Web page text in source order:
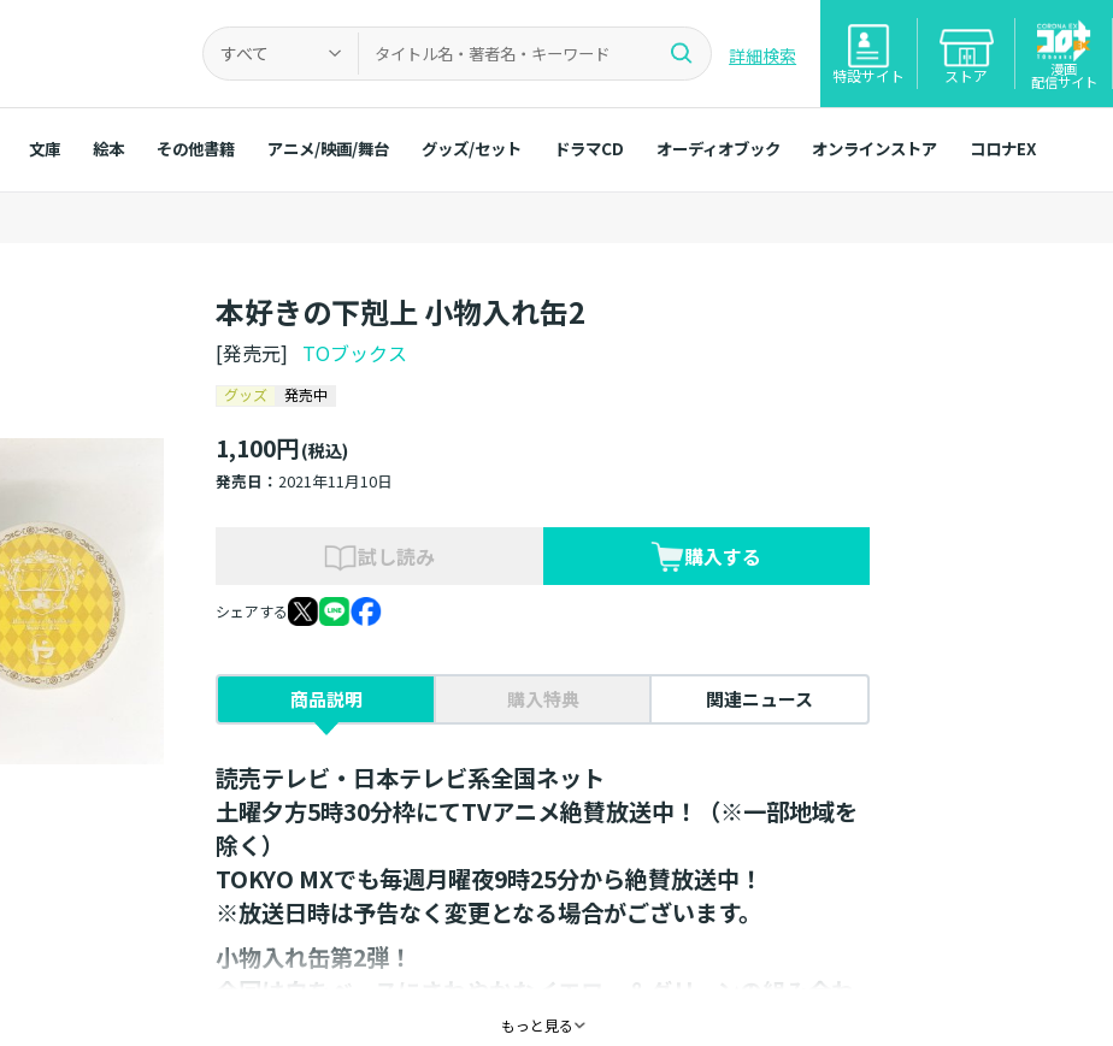
すべて 詳細検索
特設サイト ストア 漫画
配信サイト
文庫 絵本 その他書籍 アニメ/映画/舞台 グッズ/セット ドラマCD オーディオブック オンラインストア コロナEX
本好きの下剋上 小物入れ缶2
[発売元] TOブックス
グッズ 発売中
1,100円(税込)
発売日：2021年11月10日
試し読み 購入する
シェアする
商品説明 購入特典 関連ニュース
読売テレビ・日本テレビ系全国ネット
土曜夕方5時30分枠にてTVアニメ絶賛放送中！（※一部地域を
除く）
TOKYO MXでも毎週月曜夜9時25分から絶賛放送中！
※放送日時は予告なく変更となる場合がございます。
小物入れ缶第2弾！
今回は白をベースにさわやかなイエロー＆グリーンの組み合わ
もっと見る